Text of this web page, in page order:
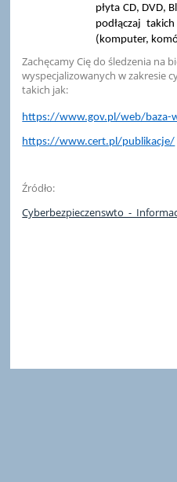
płyta CD, DVD,
podłączaj
(komputer,
Zachęcamy Cię do śledzenia na
wyspecjalizowanych w zakresie
takich jak:
https://www.gov.pl/web/baza-
https://www.cert.pl/publikacje/
Źródło:
Cyberbezpieczenswto_-